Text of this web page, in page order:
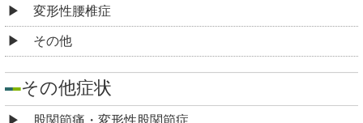
変形性腰椎症
その他
その他症状
股関節痛・変形性股関節症